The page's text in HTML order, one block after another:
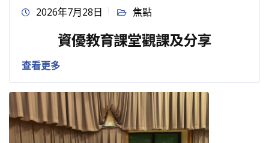
2026年7月28日 焦點
資優教育課堂觀課及分享
查看更多